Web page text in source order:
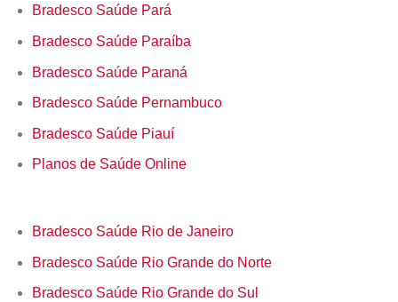
Bradesco Saúde Pará
Bradesco Saúde Paraíba
Bradesco Saúde Paraná
Bradesco Saúde Pernambuco
Bradesco Saúde Piauí
Planos de Saúde Online
Bradesco Saúde Rio de Janeiro
Bradesco Saúde Rio Grande do Norte
Bradesco Saúde Rio Grande do Sul